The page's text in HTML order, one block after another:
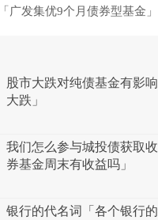
广发集优9个月债券型基金」
股市大跌对纯债基金有影
大跌」
我们怎么参与城投债获取
券基金周末有收益吗」
银行的代名词「各个银行